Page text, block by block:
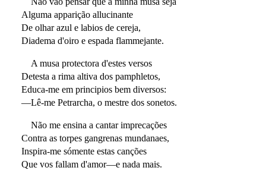
Alguma apparição allucinante
De olhar azul e labios de cereja,
Diadema d'oiro e espada flammejante.
A musa protectora d'estes versos
Detesta a rima altiva dos pamphletos,
Educa-me em principios bem diversos:
—Lê-me Petrarcha, o mestre dos sonetos.
Não me ensina a cantar imprecações
Contra as torpes gangrenas mundanaes,
Inspira-me sómente estas canções
Que vos fallam d'amor—e nada mais.